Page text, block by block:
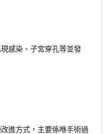
感染、子宮穿孔等並發
方式，主要係喺手術過